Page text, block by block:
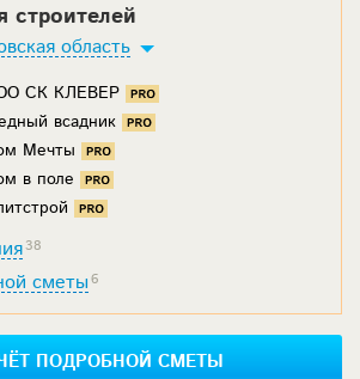
строителей
область
СК КЛЕВЕР
всадник
Мечты
в поле
38
сметы6
ПОДРОБНОЙ СМЕТЫ